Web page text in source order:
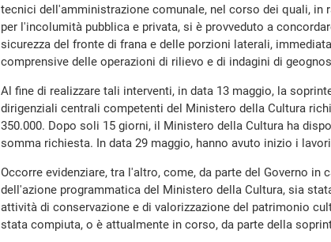
tecnici dell'amministrazione comunale, nel corso dei quali, in
per l'incolumità pubblica e privata, si è provveduto a
sicurezza del fronte di frana e delle porzioni laterali,
comprensive delle operazioni di rilievo e di indagini di
Al fine di realizzare tali interventi, in data 13 maggio, la
dirigenziali centrali competenti del Ministero della Cultura
350.000. Dopo soli 15 giorni, il Ministero della Cultura ha
somma richiesta. In data 29 maggio, hanno avuto inizio i
Occorre evidenziare, tra l'altro, come, da parte del Governo in
dell'azione programmatica del Ministero della Cultura, sia
attività di conservazione e di valorizzazione del patrimonio
stata compiuta, o è attualmente in corso, da parte della